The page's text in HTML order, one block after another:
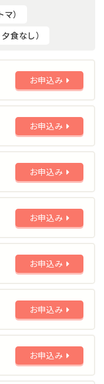
）
食なし）
お申込み
お申込み
お申込み
お申込み
お申込み
お申込み
お申込み